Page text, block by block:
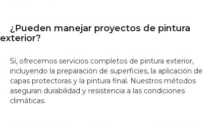
¿Pueden manejar proyectos de pintura
exterior?
Sí, ofrecemos servicios completos de pintura exterior,
incluyendo la preparación de superficies, la aplicación de
capas protectoras y la pintura final. Nuestros métodos
aseguran durabilidad y resistencia a las condiciones
climáticas.